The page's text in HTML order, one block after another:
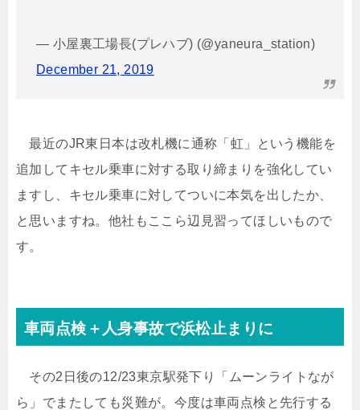
— 小屋裏工場長(プレハブ) (@yaneura_station)
December 21, 2019
最近のJR東日本は改札機に通称「虹」という機能を
追加してキセル乗車に対する取り締まりを強化してい
ますし、キセル乗車に対してついに本気を出したか、
と思いますね。他社もここら辺見習ってほしいもので
す。
車両点検＋人身事故で浜松止まりに
その2日後の12/23東京駅発下り「ムーンライトなが
ら」でまたしても災難が。今度は車両点検と先行する